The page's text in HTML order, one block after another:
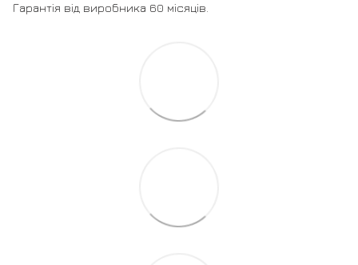
Гарантія від виробника 60 місяців.